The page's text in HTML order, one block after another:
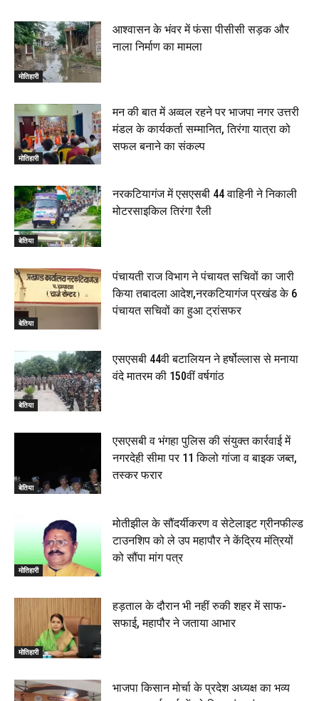
00:33
रक्सौल : सुरक्षा जॉंच को सोना-चांदी दुकानों का एसडीपीओ और
थानाध्यक्ष ने किया निरीक्षण, 19 June 2026
बेतिया में सगे भाई ने मां के साथ मिलकर की भाई की हत्या, शव
जलाया, दोनों गिरफ्तार, 14 June 2026
00:12
मोतिहारी। NDA सरकार, 12 साल विश्वास के, मीडिया संवाद में
सांसद रधामोहन सिंह, 13 June 2026
02:19
मोतिहारी
आश्वासन के भंवर में फंसा पीसीसी सड़क और
नाला निर्माण का मामला
मोतिहारी
मन की बात में अव्वल रहने पर भाजपा नगर उत्तरी
मंडल के कार्यकर्ता सम्मानित, तिरंगा यात्रा को
सफल बनाने का संकल्प
बेतिया
नरकटियागंज में एसएसबी 44 वाहिनी ने निकाली
मोटरसाइकिल तिरंगा रैली
बेतिया
पंचायती राज विभाग ने पंचायत सचिवों का जारी
किया तबादला आदेश,नरकटियागंज प्रखंड के 6
पंचायत सचिवों का हुआ ट्रांसफर
बेतिया
एसएसबी 44वी बटालियन ने हर्षोल्लास से मनाया
वंदे मातरम की 150वीं वर्षगांठ
बेतिया
एसएसबी व भंगहा पुलिस की संयुक्त कार्रवाई में
नगरदेही सीमा पर 11 किलो गांजा व बाइक जब्त,
तस्कर फरार
मोतिहारी
मोतीझील के सौंदर्यीकरण व सेटेलाइट ग्रीनफील्ड
टाउनशिप को ले उप महापौर ने केंद्रिय मंत्रियों
को सौंपा मांग पत्र
मोतिहारी
हड़ताल के दौरान भी नहीं रुकी शहर में साफ-
सफाई, महापौर ने जताया आभार
भाजपा किसान मोर्चा के प्रदेश अध्यक्ष का भव्य